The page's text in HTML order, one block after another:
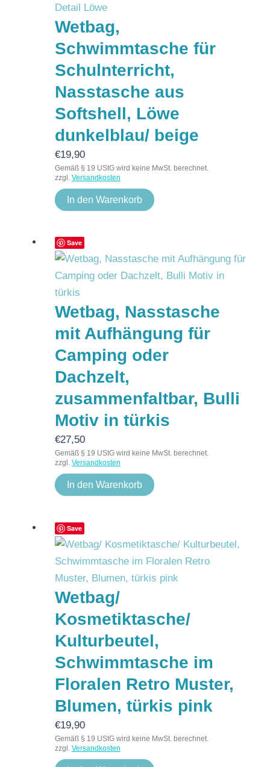
Wetbag,
Schwimmtasche für
Schulnterricht,
Nasstasche aus
Softshell, Löwe
dunkelblau/ beige
€19,90
Gemäß § 19 UStG wird keine MwSt. berechnet.
zzgl. Versandkosten
In den Warenkorb
Save
Wetbag, Nasstasche
mit Aufhängung für
Camping oder
Dachzelt,
zusammenfaltbar, Bulli
Motiv in türkis
€27,50
Gemäß § 19 UStG wird keine MwSt. berechnet.
zzgl. Versandkosten
In den Warenkorb
Save
Wetbag/
Kosmetiktasche/
Kulturbeutel,
Schwimmtasche im
Floralen Retro Muster,
Blumen, türkis pink
€19,90
Gemäß § 19 UStG wird keine MwSt. berechnet.
zzgl. Versandkosten